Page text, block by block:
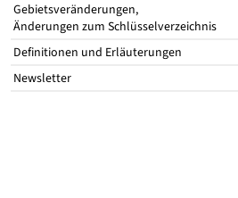
Gebietsveränderungen,
Änderungen zum Schlüsselverzeichnis
Definitionen und Erläuterungen
Newsletter